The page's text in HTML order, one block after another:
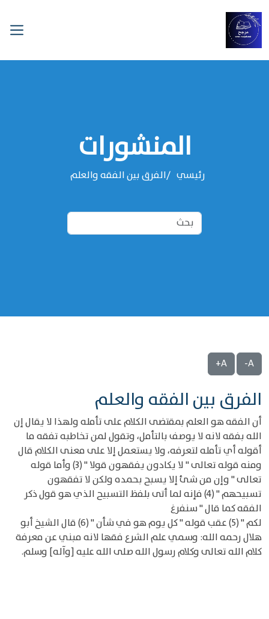
المنشورات
رئيسي الفرق بين الفقه والعلم
A-
A+
الفرق بين الفقه والعلم
أن الفقه هو العلم بمقتضى الكلام على تأمله ولهذا لا يقال إن
الله بفقه لانه لا يوصف بالتأمل، وتقول لمن تخاطبه تفقه ما
أقوله أي تأمله لتعرفه، ولا يستعمل إلا على معنى الكلام قال
ومنه قوله تعالى " لا يكادون يفقهون قولا " (3) وأما قوله
تعالى " وإن من شئ إلا يسبح بحمده ولكن لا تفقهون
تسبيحهم " (4) فإنه لما أتى بلفظ التسبيح الذي هو قول ذكر
الفقه كما قال " سنفرغ
لكم " (5) عقب قوله " كل يوم هو في شأن " (6) قال الشيخ أبو
هلال رحمه الله: وسمي علم الشرع فقها لانه مبني عن معرفة
كلام الله تعالى وكلام رسول الله صلى الله عليه [وآله] وسلم.